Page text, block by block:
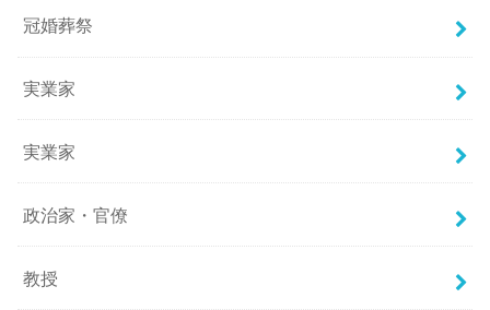
冠婚葬祭
実業家
実業家
政治家・官僚
教授